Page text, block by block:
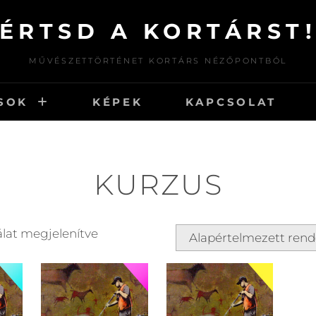
ÉRTSD A KORTÁRST!
MŰVÉSZETTÖRTÉNET KORTÁRS NÉZŐPONTBÓL
KÉPEK KAPCSOLAT
KURZUS
megjelenítve